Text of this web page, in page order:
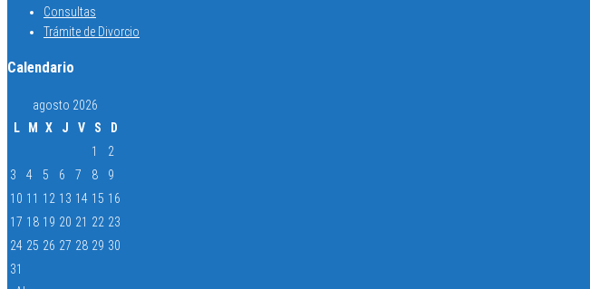
Consultas
Trámite de Divorcio
Calendario
agosto 2026
L
M X J V S
D
1
2
3
4 5 6 7 8
9
10 11 12 13 14 15 16
17 18 19 20 21 22 23
24 25 26 27 28 29 30
31